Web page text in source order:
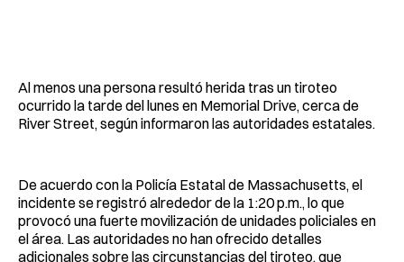
Al menos una persona resultó herida tras un tiroteo
ocurrido la tarde del lunes en Memorial Drive, cerca de
River Street, según informaron las autoridades estatales.
De acuerdo con la Policía Estatal de Massachusetts, el
incidente se registró alrededor de la 1:20 p.m., lo que
provocó una fuerte movilización de unidades policiales en
el área. Las autoridades no han ofrecido detalles
adicionales sobre las circunstancias del tiroteo, que